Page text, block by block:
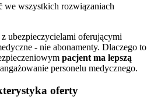
we wszystkich rozwiązaniach
ubezpieczycielami oferującymi
- nie abonamenty. Dlaczego to
pacjent ma lepszą
personelu medycznego.
oferty